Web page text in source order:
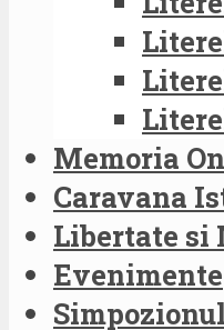
Memoria
Caravana
Libertate si
Evenimente